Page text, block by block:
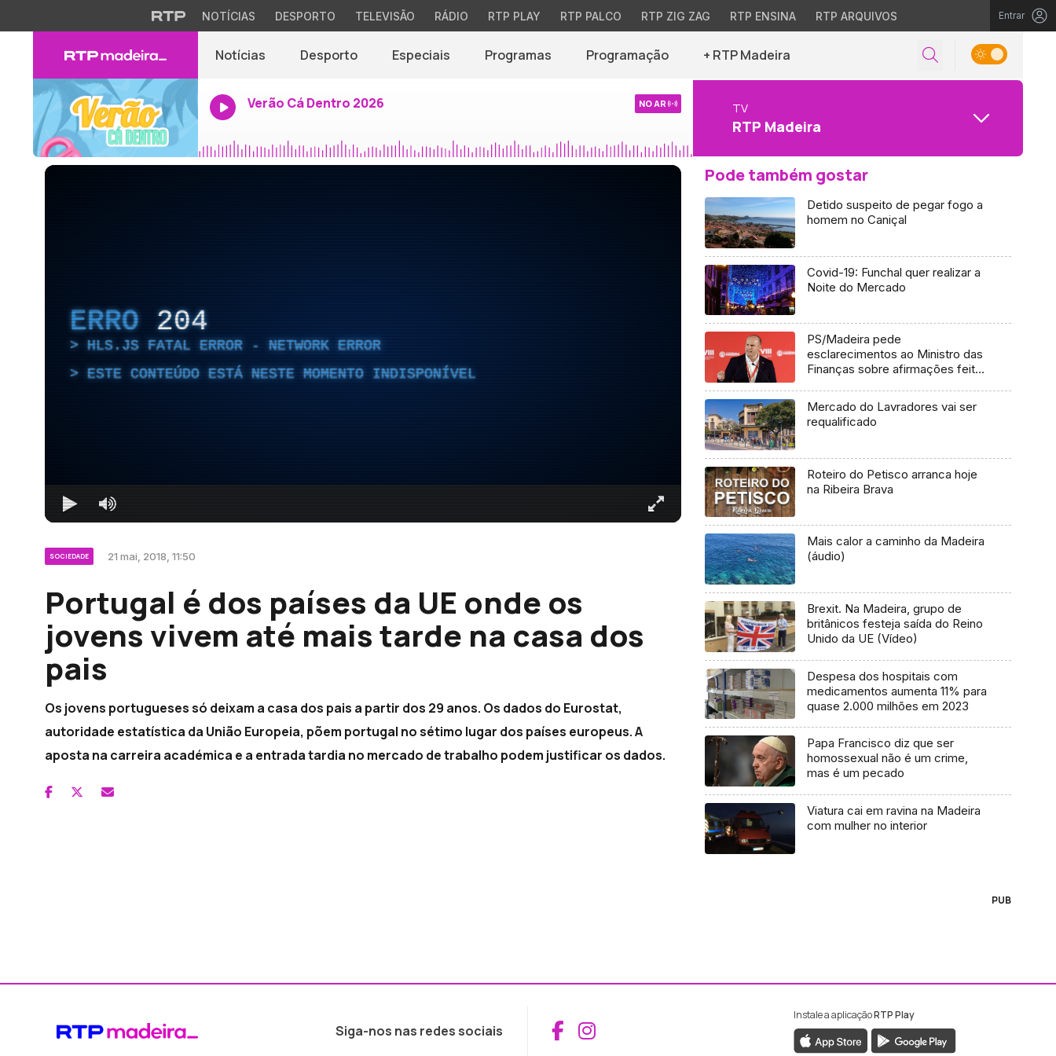
NOTÍCIAS DESPORTO TELEVISÃO RÁDIO RTP PLAY RTP PALCO RTP ZIG ZAG RTP ENSINA RTP ARQUIVOS Entrar
Notícias Desporto Especiais Programas Programação + RTP Madeira
Verão Cá Dentro 2026 NO AR TV
RTP Madeira
ERRO 204
HLS.JS FATAL ERROR - NETWORK ERROR
ESTE CONTEÚDO ESTÁ NESTE MOMENTO INDISPONÍVEL
SOCIEDADE 21 mai, 2018, 11:50
Portugal é dos países da UE onde os
jovens vivem até mais tarde na casa dos
pais
Os jovens portugueses só deixam a casa dos pais a partir dos 29 anos. Os dados do Eurostat,
autoridade estatística da União Europeia, põem portugal no sétimo lugar dos países europeus. A
aposta na carreira académica e a entrada tardia no mercado de trabalho podem justificar os dados.
Pode também gostar
Detido suspeito de pegar fogo a
homem no Caniçal
Covid-19: Funchal quer realizar a
Noite do Mercado
PS/Madeira pede
esclarecimentos ao Ministro das
Finanças sobre afirmações feitas
Mercado do Lavradores vai ser
requalificado
Roteiro do Petisco arranca hoje
na Ribeira Brava
Mais calor a caminho da Madeira
(áudio)
Brexit. Na Madeira, grupo de
britânicos festeja saída do Reino
Unido da UE (Vídeo)
Despesa dos hospitais com
medicamentos aumenta 11% para
quase 2.000 milhões em 2023
Papa Francisco diz que ser
homossexual não é um crime,
mas é um pecado
Viatura cai em ravina na Madeira
com mulher no interior
PUB
Siga-nos nas redes sociais Aceder ao Facebook da RTP Madeira
Aceder ao Instagram da RTP Madeira
Instale a aplicaçãoRTP Play